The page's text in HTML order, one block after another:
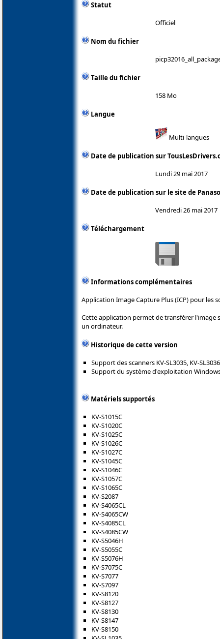
Statut
Officiel
Nom du fichier
Taille du fichier
158 Mo
Langue
Multi-langues
Date de publication sur
Lundi 29 mai 2017
Date de publication sur le site de
Vendredi 26 mai 2017
Téléchargement
Informations complémentaires
Application Image Capture Plus (ICP) pour les
Cette application permet de transférer l'image
un ordinateur.
Historique de cette version
Support des scanners KV-SL3035, KV-
Support du système d'exploitation
Matériels supportés
KV-S1015C
KV-S1020C
KV-S1025C
KV-S1026C
KV-S1027C
KV-S1045C
KV-S1046C
KV-S1057C
KV-S1065C
KV-S2087
KV-S4065CL
KV-S4065CW
KV-S4085CL
KV-S4085CW
KV-S5046H
KV-S5055C
KV-S5076H
KV-S7075C
KV-S7077
KV-S7097
KV-S8120
KV-S8127
KV-S8130
KV-S8147
KV-S8150